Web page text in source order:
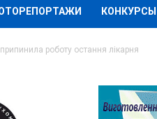
КОНКУРСЫ
роботу остання лікарня
Донеччині